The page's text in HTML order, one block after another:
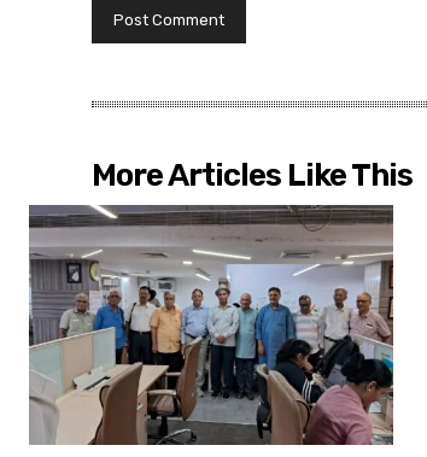
More Articles Like This